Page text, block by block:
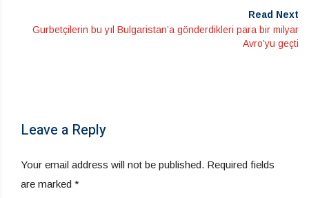
Read Next
Gurbetçilerin bu yıl Bulgaristan’a gönderdikleri para bir milyar
Avro’yu geçti
Leave a Reply
Your email address will not be published. Required fields
are marked *